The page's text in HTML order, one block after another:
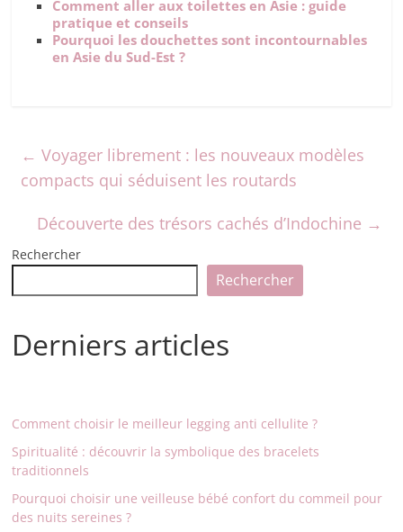
Comment aller aux toilettes en Asie : guide
pratique et conseils
Pourquoi les douchettes sont incontournables
en Asie du Sud-Est ?
← Voyager librement : les nouveaux modèles
compacts qui séduisent les routards
Découverte des trésors cachés d’Indochine →
Rechercher
Rechercher
Derniers articles
Comment choisir le meilleur legging anti cellulite ?
Spiritualité : découvrir la symbolique des bracelets
traditionnels
Pourquoi choisir une veilleuse bébé confort du commeil pour
des nuits sereines ?